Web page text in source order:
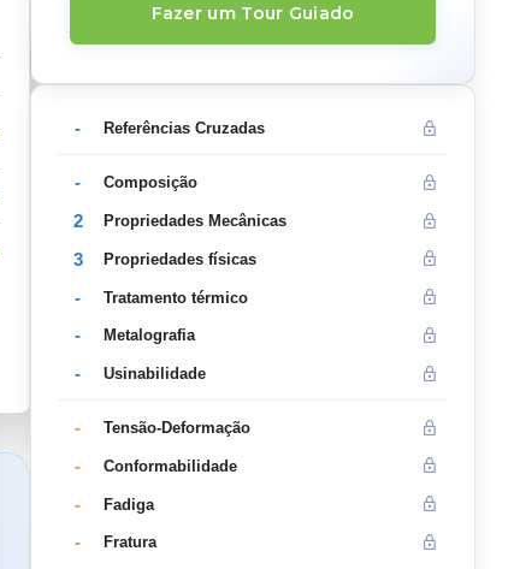
Fazer um Tour Guiado
- Referências Cruzadas
- Composição
2 Propriedades Mecânicas
3 Propriedades físicas
- Tratamento térmico
- Metalografia
- Usinabilidade
- Tensão-Deformação
- Conformabilidade
- Fadiga
- Fratura